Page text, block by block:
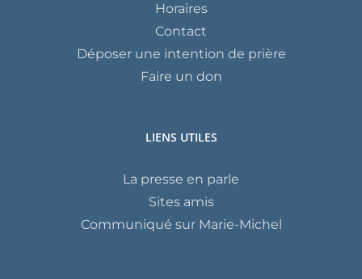
Horaires
Contact
Déposer une intention de prière
Faire un don
LIENS UTILES
La presse en parle
Sites amis
Communiqué sur Marie-Michel